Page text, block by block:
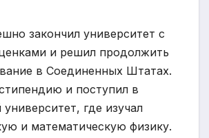
закончил университет с
и решил продолжить
в Соединенных Штатах.
и поступил в
где изучал
и математическую физику.